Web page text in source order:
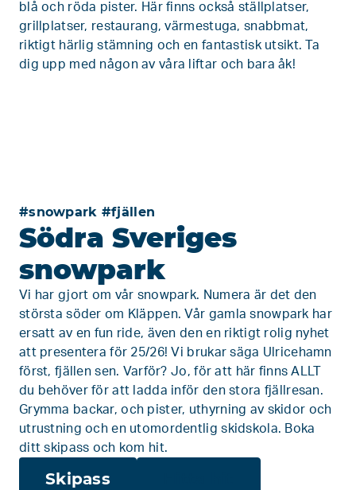
blå och röda pister. Här finns också ställplatser,
grillplatser, restaurang, värmestuga, snabbmat,
riktigt härlig stämning och en fantastisk utsikt. Ta
dig upp med någon av våra liftar och bara åk!
#snowpark #fjällen
Södra Sveriges
snowpark
Vi har gjort om vår snowpark. Numera är det den
största söder om Kläppen. Vår gamla snowpark har
ersatt av en fun ride, även den en riktigt rolig nyhet
att presentera för 25/26! Vi brukar säga Ulricehamn
först, fjällen sen. Varför? Jo, för att här finns ALLT
du behöver för att ladda inför den stora fjällresan.
Grymma backar, och pister, uthyrning av skidor och
utrustning och en utomordentlig skidskola. Boka
ditt skipass och kom hit.
Skipass